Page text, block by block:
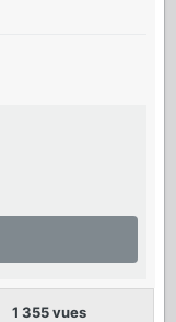
1 355 vues